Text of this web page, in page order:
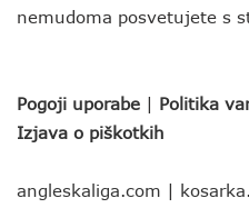
nemudoma posvetujete s
Pogoji uporabe | Politika
Izjava o piškotkih
angleskaliga.com |